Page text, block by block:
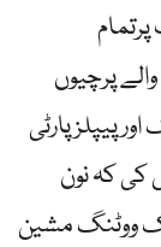
پرچیوں
پیپلز پارٹی
کی کہ نون
ووٹنگ مشین